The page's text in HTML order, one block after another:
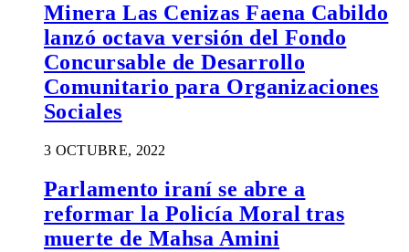
Minera Las Cenizas Faena Cabildo
lanzó octava versión del Fondo
Concursable de Desarrollo
Comunitario para Organizaciones
Sociales
3 OCTUBRE, 2022
Parlamento iraní se abre a
reformar la Policía Moral tras
muerte de Mahsa Amini